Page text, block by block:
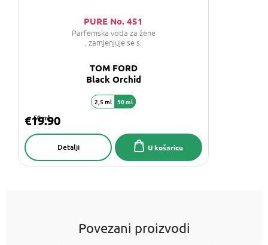
PURE No. 451
Parfemska voda za žene
, zamjenjuje se s:
TOM FORD
Black Orchid
50 ml
€19.90
U košaricu
Detalji
2,5 ml 50 ml
Povezani proizvodi